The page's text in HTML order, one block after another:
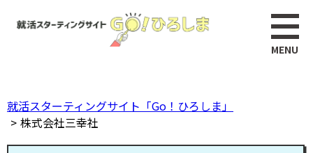
で
す。
就活スターティングサイト「Go！ひろしま」
株式会社三幸社